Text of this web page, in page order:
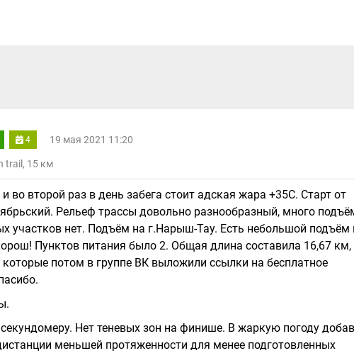
4 19 мая 2021 11:20
trail, 15 км
во второй раз в день забега стоит адская жара +35С. Старт от
Рельеф трассы довольно разнообразный, много
участков нет. Подъём на г.Нарыш-Тау. Есть небольшой подъём
Пунктов питания было 2. Общая длина составила 16,67 км,
потом в группе ВК выложили ссылки на бесплатное
Нет теневых зон на финише. В жаркую погоду
меньшей протяженности для менее подготовленных